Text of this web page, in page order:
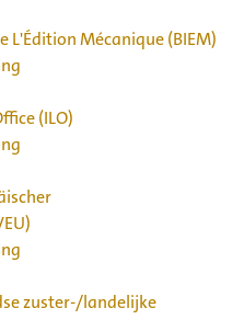
Mécanique (BIEM)
(ILO)
zuster-/landelijke